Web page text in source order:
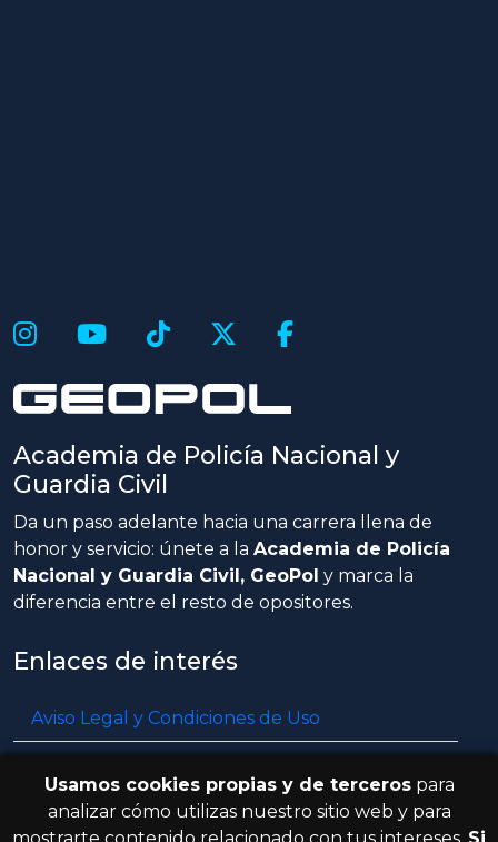
Academia de Policía Nacional y
Guardia Civil
Da un paso adelante hacia una carrera llena de
honor y servicio: únete a la Academia de Policía
Nacional y Guardia Civil, GeoPol y marca la
diferencia entre el resto de opositores.
Enlaces de interés
Aviso Legal y Condiciones de Uso
Política de cookies
Usamos cookies propias y de tercerospara
analizar cómo utilizas nuestro sitio web y para